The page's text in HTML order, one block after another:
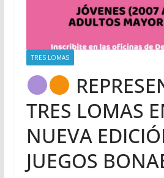
TRES LOMAS
TRES LOMAS
NUEVA
JUEGOS